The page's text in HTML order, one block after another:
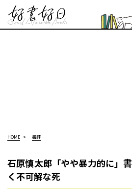
HOME 書評
石原慎太郎「やや暴力的に」
く不可解な死